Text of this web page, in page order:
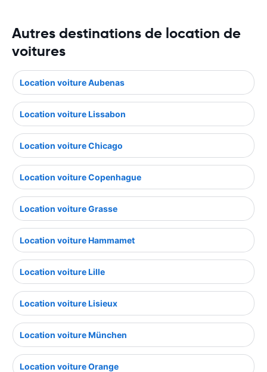
Autres destinations de location de
voitures
Location voiture Aubenas
Location voiture Lissabon
Location voiture Chicago
Location voiture Copenhague
Location voiture Grasse
Location voiture Hammamet
Location voiture Lille
Location voiture Lisieux
Location voiture München
Location voiture Orange